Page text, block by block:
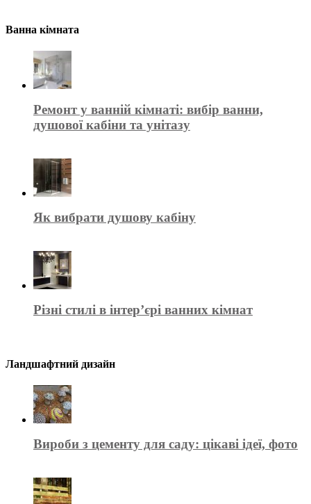
Ванна кімната
Ремонт у ванній кімнаті: вибір ванни,
душової кабіни та унітазу
Як вибрати душову кабіну
Різні стилі в інтер’єрі ванних кімнат
Ландшафтний дизайн
Вироби з цементу для саду: цікаві ідеї, фото